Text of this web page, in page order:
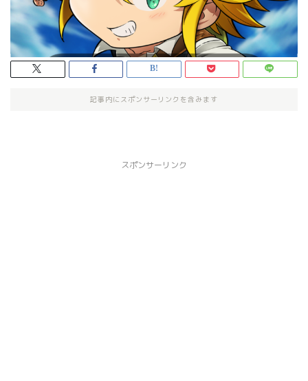
記事内にスポンサーリンクを含みます
スポンサーリンク